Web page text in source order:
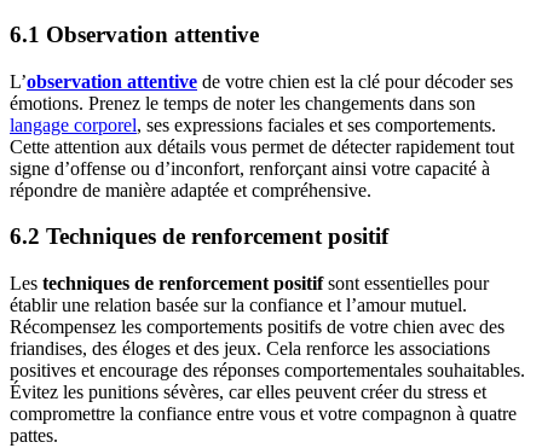
6.1 Observation attentive
L’observation attentive de votre chien est la clé pour décoder ses
émotions. Prenez le temps de noter les changements dans son
langage corporel, ses expressions faciales et ses comportements.
Cette attention aux détails vous permet de détecter rapidement tout
signe d’offense ou d’inconfort, renforçant ainsi votre capacité à
répondre de manière adaptée et compréhensive.
6.2 Techniques de renforcement positif
Les techniques de renforcement positifsont essentielles pour
établir une relation basée sur la confiance et l’amour mutuel.
Récompensez les comportements positifs de votre chien avec des
friandises, des éloges et des jeux. Cela renforce les associations
positives et encourage des réponses comportementales souhaitables.
Évitez les punitions sévères, car elles peuvent créer du stress et
compromettre la confiance entre vous et votre compagnon à quatre
pattes.